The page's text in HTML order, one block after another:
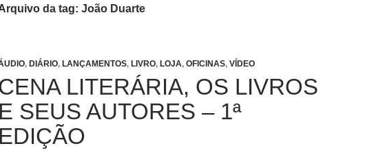
da tag: João Duarte
, DIÁRIO, LANÇAMENTOS, LIVRO, LOJA, OFICINAS, VÍDEO
LITERÁRIA, OS LIVROS
E SEUS AUTORES – 1ª
EDIÇÃO